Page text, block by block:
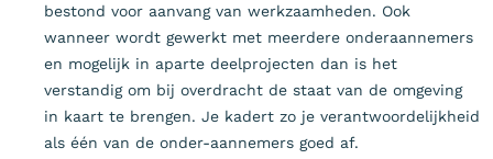
bestond voor aanvang van werkzaamheden. Ook
wanneer wordt gewerkt met meerdere onderaannemers
en mogelijk in aparte deelprojecten dan is het
verstandig om bij overdracht de staat van de omgeving
in kaart te brengen. Je kadert zo je verantwoordelijkheid
als één van de onder-aannemers goed af.